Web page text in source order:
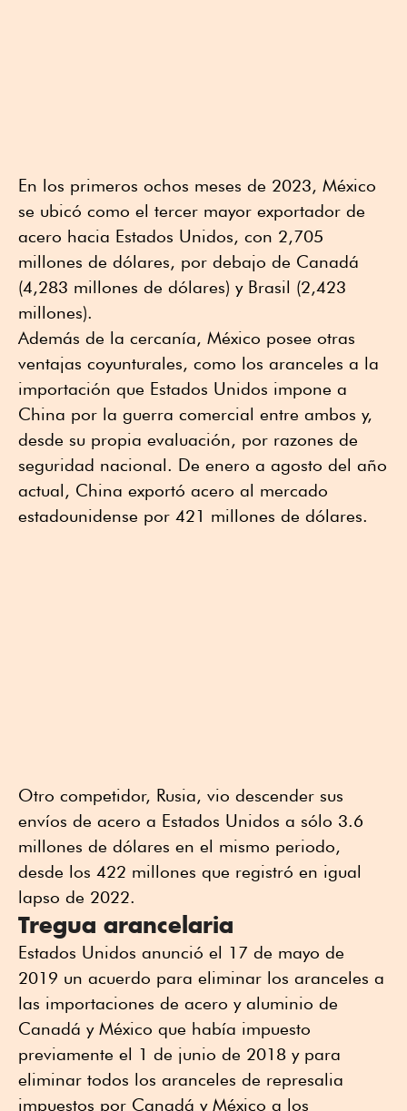
En los primeros ochos meses de 2023, México
se ubicó como el tercer mayor exportador de
acero hacia Estados Unidos, con 2,705
millones de dólares, por debajo de Canadá
(4,283 millones de dólares) y Brasil (2,423
millones).
Además de la cercanía, México posee otras
ventajas coyunturales, como los aranceles a la
importación que Estados Unidos impone a
China por la guerra comercial entre ambos y,
desde su propia evaluación, por razones de
seguridad nacional. De enero a agosto del año
actual, China exportó acero al mercado
estadounidense por 421 millones de dólares.
Otro competidor, Rusia, vio descender sus
envíos de acero a Estados Unidos a sólo 3.6
millones de dólares en el mismo periodo,
desde los 422 millones que registró en igual
lapso de 2022.
Tregua arancelaria
Estados Unidos anunció el 17 de mayo de
2019 un acuerdo para eliminar los aranceles a
las importaciones de acero y aluminio de
Canadá y México que había impuesto
previamente el 1 de junio de 2018 y para
eliminar todos los aranceles de represalia
impuestos por Canadá y México a los